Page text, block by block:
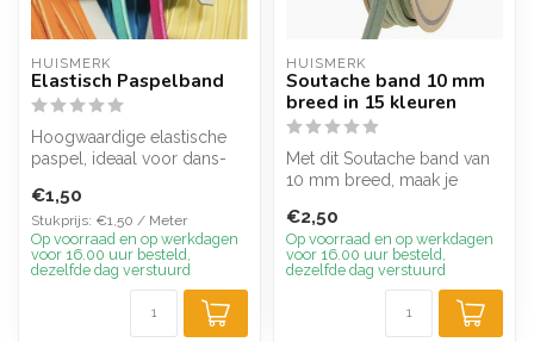
HUISMERK
Elastisch Paspelband
Hoogwaardige elastische
paspel, ideaal voor dans-
elastiek i...
€1,50
Stukprijs: €1,50 / Meter
Op voorraad en op werkdagen
voor 16.00 uur besteld,
dezelfde dag verstuurd
HUISMERK
Soutache band 10 mm
breed in 15 kleuren
Met dit Soutache band van
10 mm breed, maak je
je kled...
€2,50
Op voorraad en op werkdagen
voor 16.00 uur besteld,
dezelfde dag verstuurd